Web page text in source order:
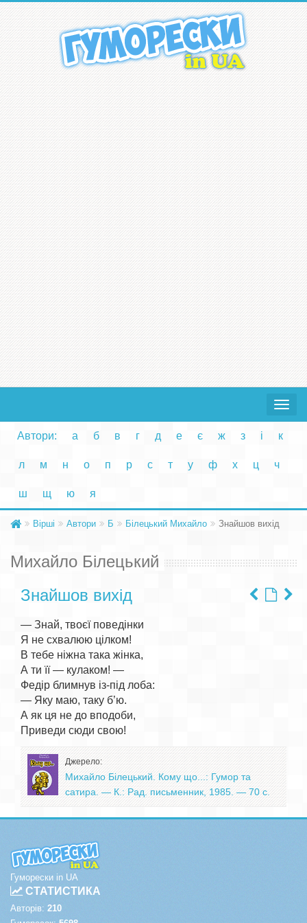
Toggle
Автори: а б в г д е є ж з і к
л м н о п р с т у ф х ц ч
ш щ ю я
Вірші Автори Б Білецький Михайло Знайшов вихід
Михайло Білецький
Знайшов вихід
— Знай, твоєї поведінки
Я не схвалюю цілком!
В тебе ніжна така жінка,
А ти її — кулаком! —
Федір блимнув із-під лоба:
— Яку маю, таку б’ю.
А як ця не до вподоби,
Джерело:
Михайло Білецький. Кому що...: Гумор та
сатира. — К.: Рад. письменник, 1985. — 70 с.
Гуморески in UA
СТАТИСТИКА
Авторів: 210